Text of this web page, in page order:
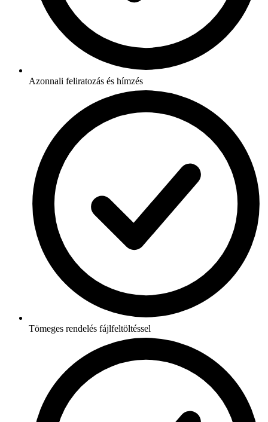
Azonnali feliratozás és hímzés
Tömeges rendelés fájlfeltöltéssel